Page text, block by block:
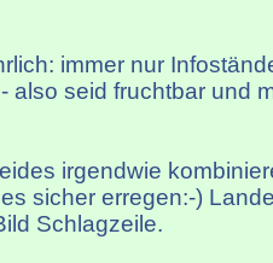
immer nur
also seid fruchtbar und
irgendwie
sicher erregen:-)
Schlagzeile.